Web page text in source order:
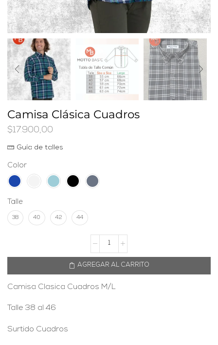
Camisa Clásica Cuadros
$17.900,00
Guía de talles
Color
Talle
38 40 42 44
AGREGAR AL CARRITO
Camisa Clasica Cuadros M/L
Talle 38 al 46
Surtido Cuadros